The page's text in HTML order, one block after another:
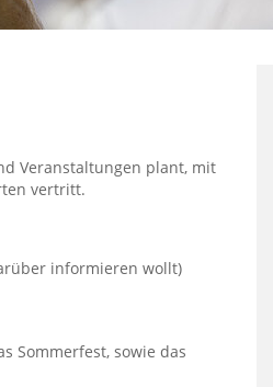
Veranstaltungen plant, mit
vertritt.
informieren wollt)
Sommerfest, sowie das